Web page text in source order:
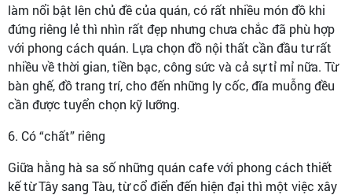
làm nổi bật lên chủ đề của quán, có rất nhiều món đồ khi
đứng riêng lẻ thì nhìn rất đẹp nhưng chưa chắc đã phù hợp
với phong cách quán. Lựa chọn đồ nội thất cần đầu tư rất
nhiều về thời gian, tiền bạc, công sức và cả sự tỉ mỉ nữa. Từ
bàn ghế, đồ trang trí, cho đến những ly cốc, đĩa muỗng đều
cần được tuyển chọn kỹ lưỡng.
6. Có “chất” riêng
Giữa hằng hà sa số những quán cafe với phong cách thiết
kế từ Tây sang Tàu, từ cổ điển đến hiện đại thì một việc xây